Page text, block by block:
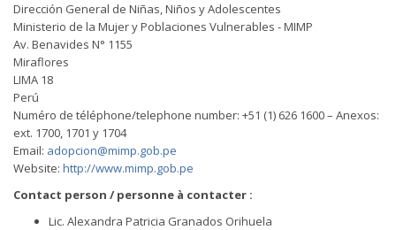
Dirección General de Niñas, Niños y Adolescentes
Ministerio de la Mujer y Poblaciones Vulnerables - MIMP
Av. Benavides N° 1155
Miraflores
LIMA 18
Perú
Numéro de téléphone/telephone number: +51 (1) 626 1600 – Anexos:
ext. 1700, 1701 y 1704
Email: adopcion@mimp.gob.pe
Website: http://www.mimp.gob.pe
Contact person / personne à contacter :
Lic. Alexandra Patricia Granados Orihuela